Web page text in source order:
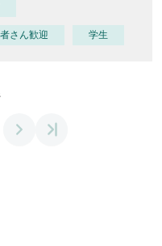
さん歓迎 学生